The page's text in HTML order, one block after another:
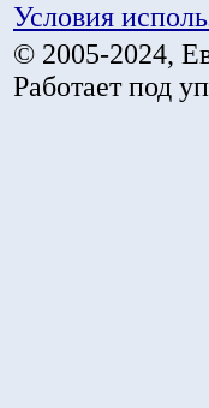
Условия
© 2005-2024,
Работает под